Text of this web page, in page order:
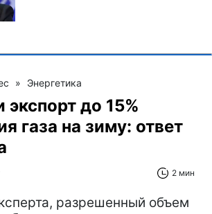
» Энергетика
экспорт до 15%
газа на зиму: ответ
2 мин
разрешенный объем